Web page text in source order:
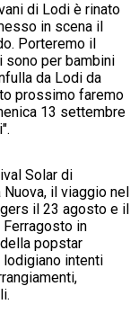
di Lodi è rinato
in scena il
Porteremo il
per bambini
da Lodi da
prossimo faremo
13 settembre
Solar di
Nuova, il viaggio nel
il 23 agosto e il
Ferragosto in
popstar
intenti